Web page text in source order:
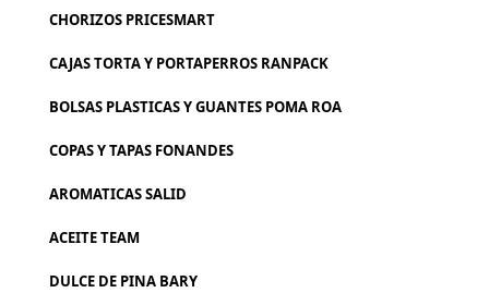
CHORIZOS PRICESMART
CAJAS TORTA Y PORTAPERROS RANPACK
BOLSAS PLASTICAS Y GUANTES POMA ROA
COPAS Y TAPAS FONANDES
AROMATICAS SALID
ACEITE TEAM
DULCE DE PINA BARY